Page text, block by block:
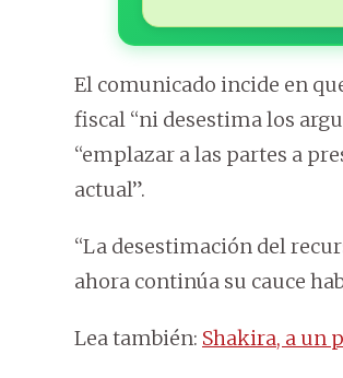
El comunicado incide en
fiscal “ni desestima los
“emplazar a las partes a
actual”.
“La desestimación del
ahora continúa su cauce
Lea también: Shakira, a un